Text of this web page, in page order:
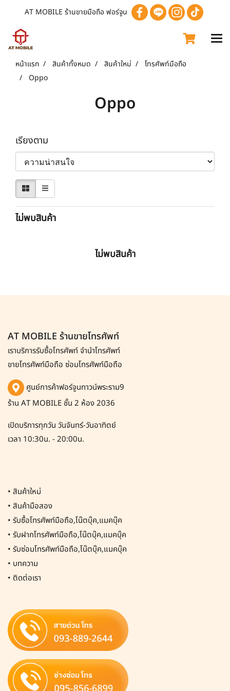
AT MOBILE ร้านขายมือถือ ฟอร์จูน
หน้าแรก สินค้าทั้งหมด สินค้าใหม่
โทรศัพท์มือถือ
Oppo
Oppo
เรียงตาม
ไม่พบสินค้า
ไม่พบสินค้า
AT MOBILE ร้านขายโทรศัพท์
เราบริการรับซื้อโทรศัพท์จำนำโทรศัพท์
ขายโทรศัพท์มือถือ ซ่อมโทรศัพท์มือถือ
ศูนย์การค้าฟอร์จูนทาวน์พระราม9
ร้าน AT MOBILE ชั้น 2 ห้อง 2036
เปิดบริการทุกวัน วันจันทร์-วันอาทิตย์
เวลา 10:30น. - 20:00น.
• สินค้าใหม่
• สินค้ามือสอง
• รับซื้อโทรศัพท์มือถือ,โน๊ตบุ๊ค,แมคบุ๊ค
• รับฝากโทรศัพท์มือถือ,โน๊ตบุ๊ค,แมคบุ๊ค
• รับซ่อมโทรศัพท์มือถือ,โน๊ตบุ๊ค,แมคบุ๊ค
• บทความ
• ติดต่อเรา